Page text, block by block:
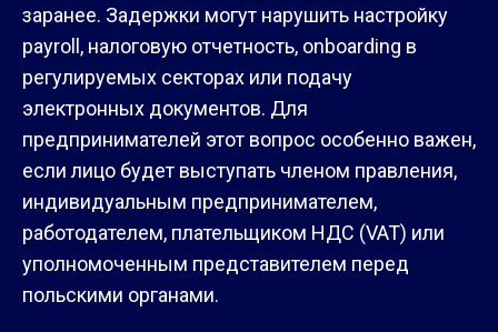
заранее. Задержки могут нарушить настройку
payroll, налоговую отчетность, onboarding в
регулируемых секторах или подачу
электронных документов. Для
предпринимателей этот вопрос особенно важен,
если лицо будет выступать членом правления,
индивидуальным предпринимателем,
работодателем, плательщиком НДС (VAT) или
уполномоченным представителем перед
польскими органами.